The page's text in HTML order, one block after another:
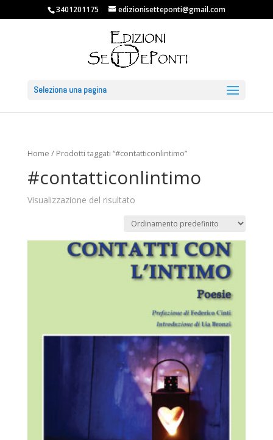
3401201175 edizionisetteponti@gmail.com
Seleziona una pagina
Home / Prodotti taggati “#contatticonlintimo”
#contatticonlintimo
Visualizzazione del risultato